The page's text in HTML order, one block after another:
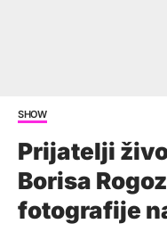
SHOW
Prijatelji
Borisa
fotografije